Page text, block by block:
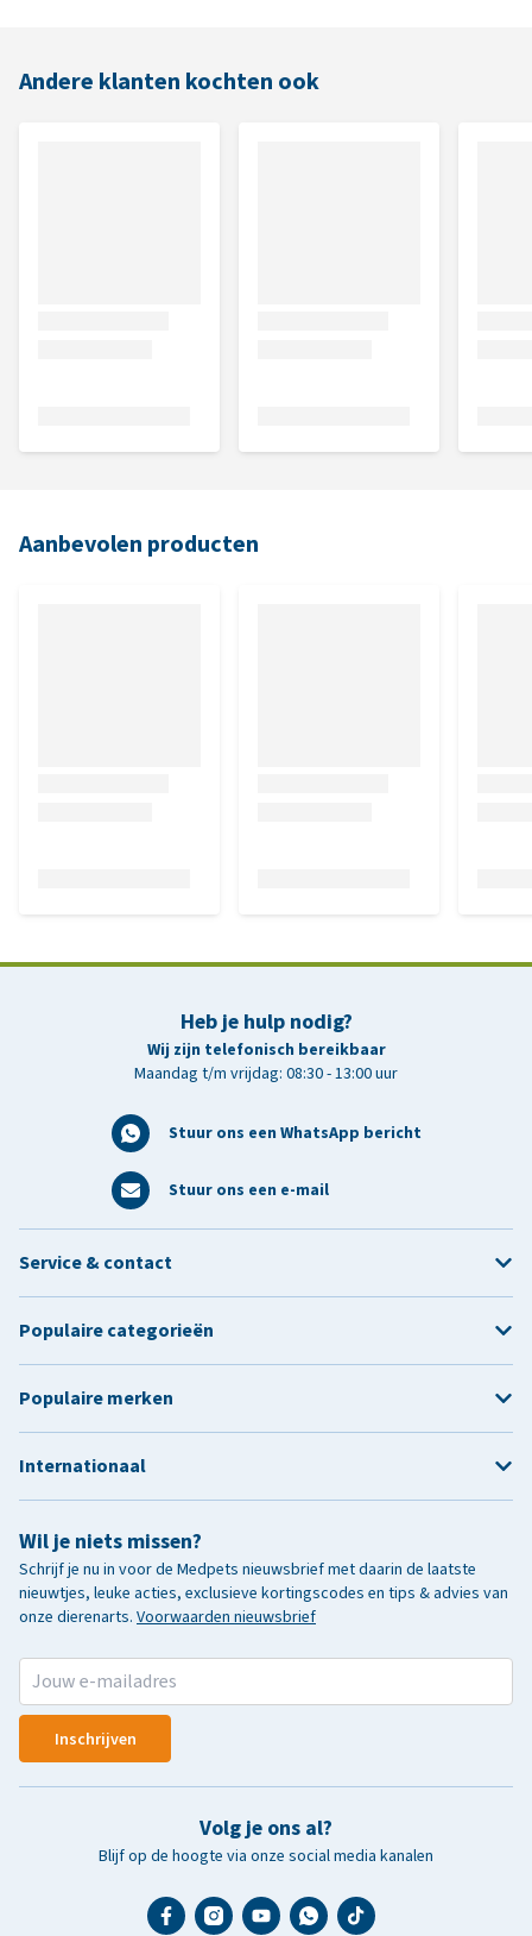
Andere klanten kochten ook
Aanbevolen producten
Heb je hulp nodig?
Wij zijn telefonisch bereikbaar
Maandag t/m vrijdag: 08:30 - 13:00 uur
Stuur ons een WhatsApp bericht
Stuur ons een e-mail
Wil je niets missen?
Schrijf je nu in voor de Medpets nieuwsbrief met daarin de laatste
nieuwtjes, leuke acties, exclusieve kortingscodes en tips & advies van
onze dierenarts. Voorwaarden nieuwsbrief
Inschrijven
Volg je ons al?
Blijf op de hoogte via onze social media kanalen
Service & contact
Populaire categorieën
Populaire merken
Internationaal